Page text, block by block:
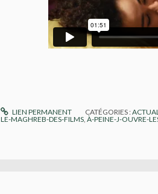
LIEN PERMANENT CATÉGORIES :
LE-MAGHREB-DES-FILMS, À-PEINE-J-OUVRE-